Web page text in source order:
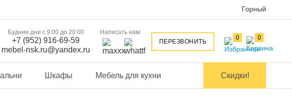
Горный
0 0
ПЕРЕЗВОНИТЬ
Написать нам:
Будние дни с 9:00 до 20:00
+7 (952) 916-69-59
mebel-nsk.ru@yandex.ru
Шкафы Мебель для кухни Скидки!